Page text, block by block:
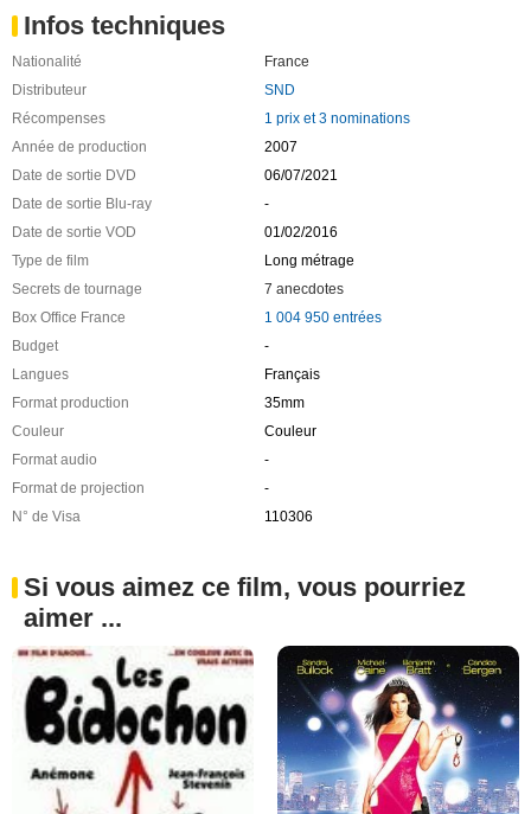
Infos techniques
Nationalité
France
Distributeur
SND
Récompenses
1 prix et 3 nominations
Année de production
2007
Date de sortie DVD
06/07/2021
Date de sortie Blu-ray
-
Date de sortie VOD
01/02/2016
Type de film
Long métrage
Secrets de tournage
7 anecdotes
Box Office France
1 004 950 entrées
Budget
-
Langues
Français
Format production
35mm
Couleur
Couleur
Format audio
-
Format de projection
-
N° de Visa
110306
Si vous aimez ce film, vous pourriez
aimer ...